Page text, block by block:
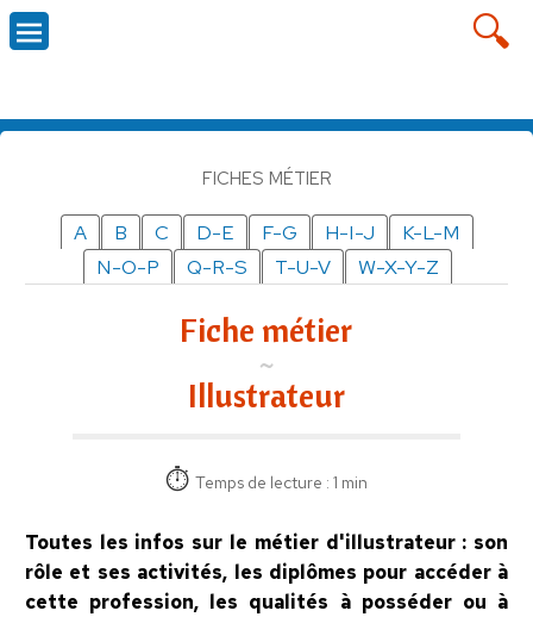
FICHES MÉTIER
A B C D-E F-G H-I-J
K-L-M
N-O-P
Q-R-S T-U-V W-X-Y-Z
Fiche métier
Illustrateur
Temps de lecture : 1 min
Toutes les infos sur le métier d'illustrateur : son
rôle et ses activités, les diplômes pour accéder à
cette profession, les qualités à posséder ou à